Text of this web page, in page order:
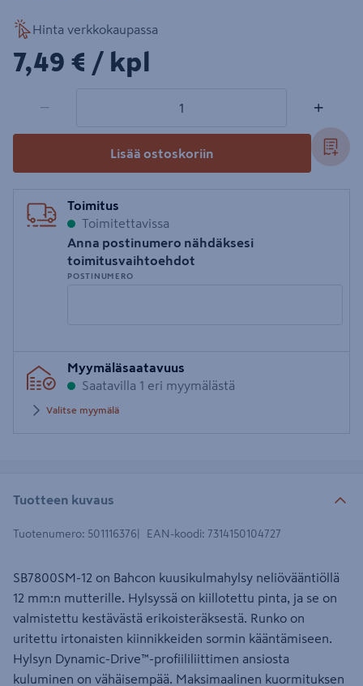
Hinta verkkokaupassa
7,49€/kpl
7,49 € / kpl
− +
Lisää ostoskoriin
Toimitus
Toimitettavissa
Anna postinumero nähdäksesi
toimitusvaihtoehdot
POSTINUMERO
postinumero
Myymäläsaatavuus
Saatavilla 1 eri myymälästä
Valitse myymälä
Tuotteen kuvaus
Tuotenumero: 501116376 EAN-koodi: 7314150104727
SB7800SM-12 on Bahcon kuusikulmahylsy neliövääntiöllä
12 mm:n mutterille. Hylsyssä on kiillotettu pinta, ja se on
valmistettu kestävästä erikoisteräksestä. Runko on
uritettu irtonaisten kiinnikkeiden sormin kääntämiseen.
Hylsyn Dynamic-Drive™-profiililiittimen ansiosta
kuluminen on vähäisempää. Maksimaalinen kuormituksen